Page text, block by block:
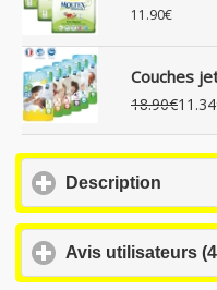
11.90€
Couches
18.90€
Description
expand
Avis utilisateurs